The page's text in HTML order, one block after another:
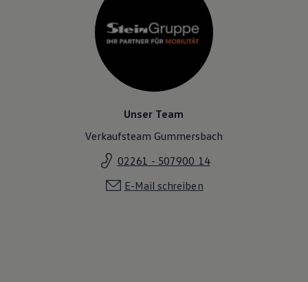
Unser Team
Verkaufsteam Gummersbach
02261 - 507900 14
E-Mail schreiben